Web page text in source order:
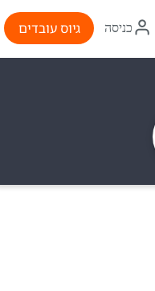
איקון
התחברות
כניסה גיוס עובדים